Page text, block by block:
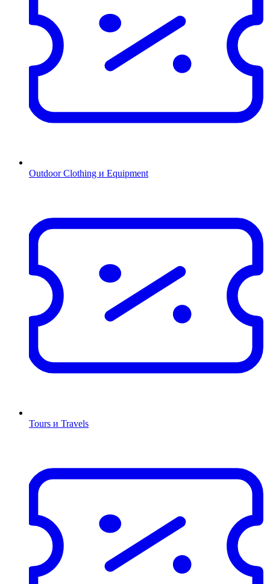
Outdoor Clothing и Equipment
Tours и Travels